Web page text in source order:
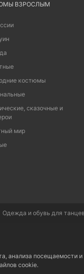
ВЗРОСЛЫМ
костюмы
сказочные и
мир
Одежда и обувь для танцев
посещаемости
cookie.